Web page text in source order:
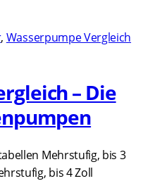
, Wasserpumpe Vergleich
– Die
Mehrstufig, bis 3
bis 4 Zoll